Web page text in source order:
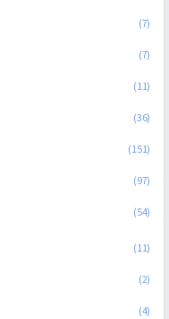
(7)
(7)
(11)
(36)
(151)
(97)
(54)
(11)
(2)
(4)